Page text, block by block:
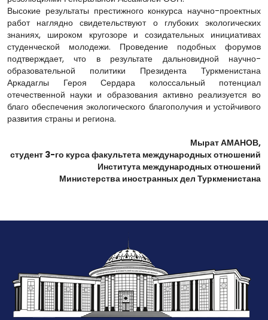
Высокие результаты престижного конкурса научно-проектных
работ наглядно свидетельствуют о глубоких экологических
знаниях, широком кругозоре и созидательных инициативах
студенческой молодежи. Проведение подобных форумов
подтверждает, что в результате дальновидной научно-
образовательной политики Президента Туркменистана
Аркадаглы Героя Сердара колоссальный потенциал
отечественной науки и образования активно реализуется во
благо обеспечения экологического благополучия и устойчивого
развития страны и региона.
Мырат АМАНОВ,
студент 3-го курса факультета международных отношений
Института международных отношений
Министерства иностранных дел Туркменистана